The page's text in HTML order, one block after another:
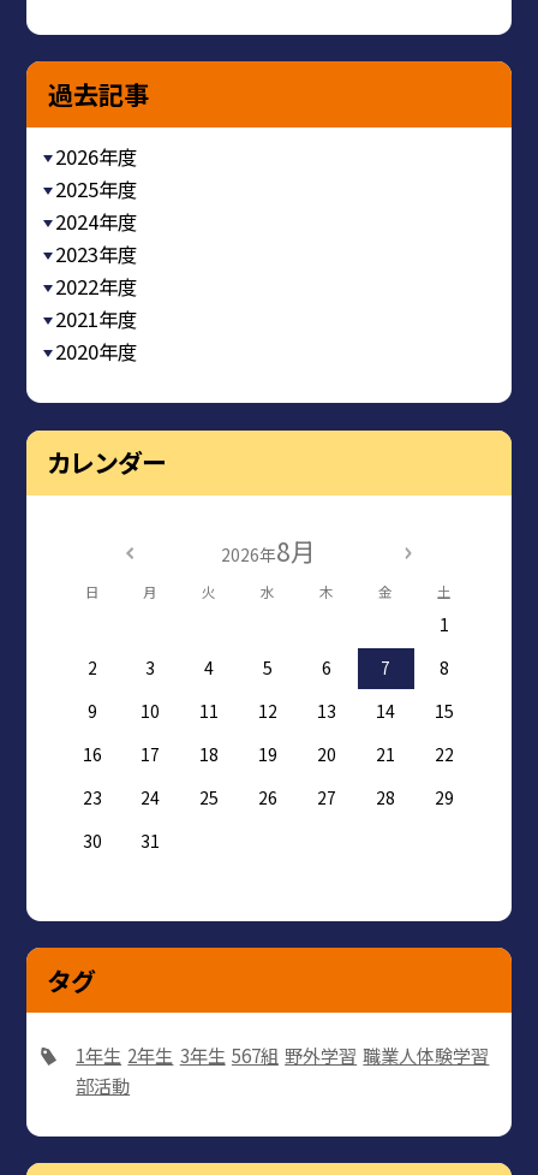
過去記事
2026年度
2025年度
2024年度
2023年度
2022年度
2021年度
2020年度
カレンダー
2026年8月
日 月 火 水 木 金 土
1
2
3 4 5 6 7
8
9
10 11 12 13 14
15
16
17 18 19 20 21
22
23
24 25 26 27 28
29
30
31
タグ
1年生 2年生 3年生 567組 野外学習 職業人体験学習
部活動